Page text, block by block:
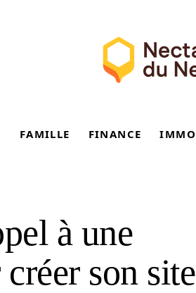
FAMILLE FINANCE IMMO
à une
son site